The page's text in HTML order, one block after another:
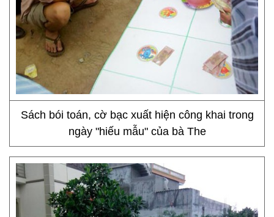
Sách bói toán, cờ bạc xuất hiện công khai trong
ngày "hiếu mẫu" của bà The